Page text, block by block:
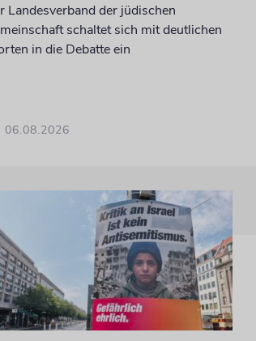
Landesverband der jüdischen
schaltet sich mit deutlichen
in die Debatte ein
06.08.2026